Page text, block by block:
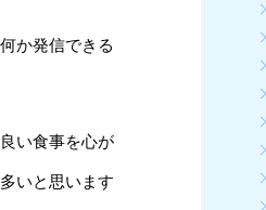
か発信できる
い食事を心が
いと思います